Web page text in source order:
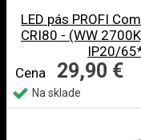
LED pás PROFI
CRI80 - (WW
IP20/
Cena
29,90 €
Na sklade